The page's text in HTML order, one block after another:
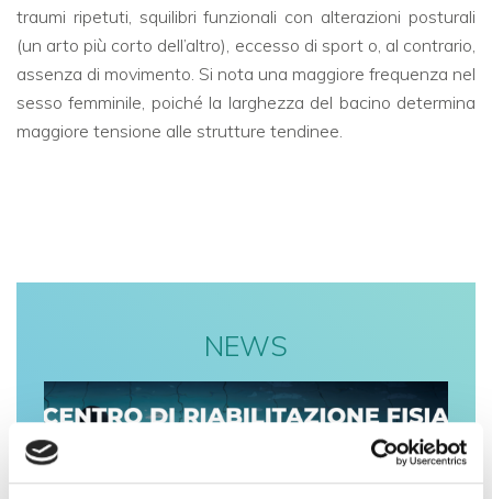
traumi ripetuti, squilibri funzionali con alterazioni posturali
(un arto più corto dell’altro), eccesso di sport o, al contrario,
assenza di movimento. Si nota una maggiore frequenza nel
sesso femminile, poiché la larghezza del bacino determina
maggiore tensione alle strutture tendinee.
NEWS